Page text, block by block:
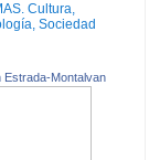
Cultura,
Sociedad
Estrada-Montalvan